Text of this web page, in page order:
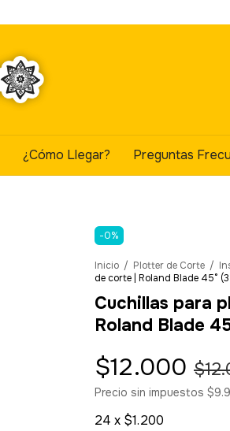
¿Cómo Llegar? Preguntas
-0%
Inicio / Plotter de Corte /
de corte | Roland Blade 45°
Cuchillas para
Roland Blade
$12.000
Precio sin impuestos
24 x $1.200